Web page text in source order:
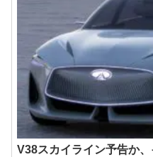
V38スカイライン予告か